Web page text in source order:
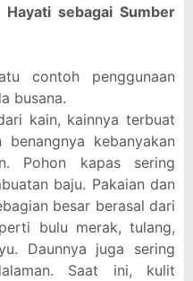
Hayati sebagai Sumber
contoh penggunaan
busana.
kain, kainnya terbuat
kebanyakan
Pohon kapas sering
baju. Pakaian dan
besar berasal dari
bulu merak, tulang,
Daunnya juga sering
Saat ini, kulit